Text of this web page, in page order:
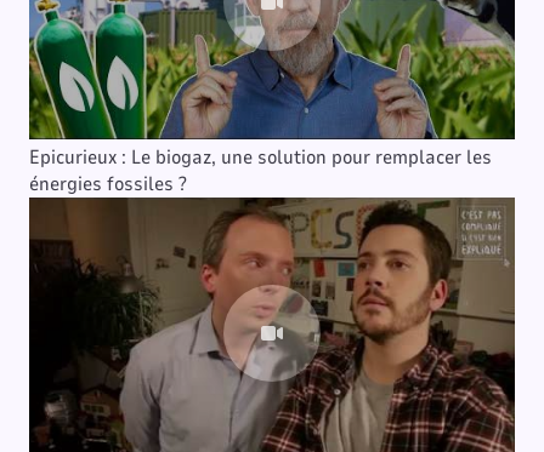
Epicurieux : Le biogaz, une solution pour remplacer les
énergies fossiles ?